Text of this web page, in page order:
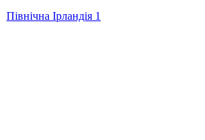
Північна Ірландія 1